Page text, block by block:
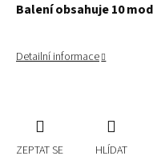
Balení obsahuje 10
Detailní informace
ZEPTAT SE HLÍDAT